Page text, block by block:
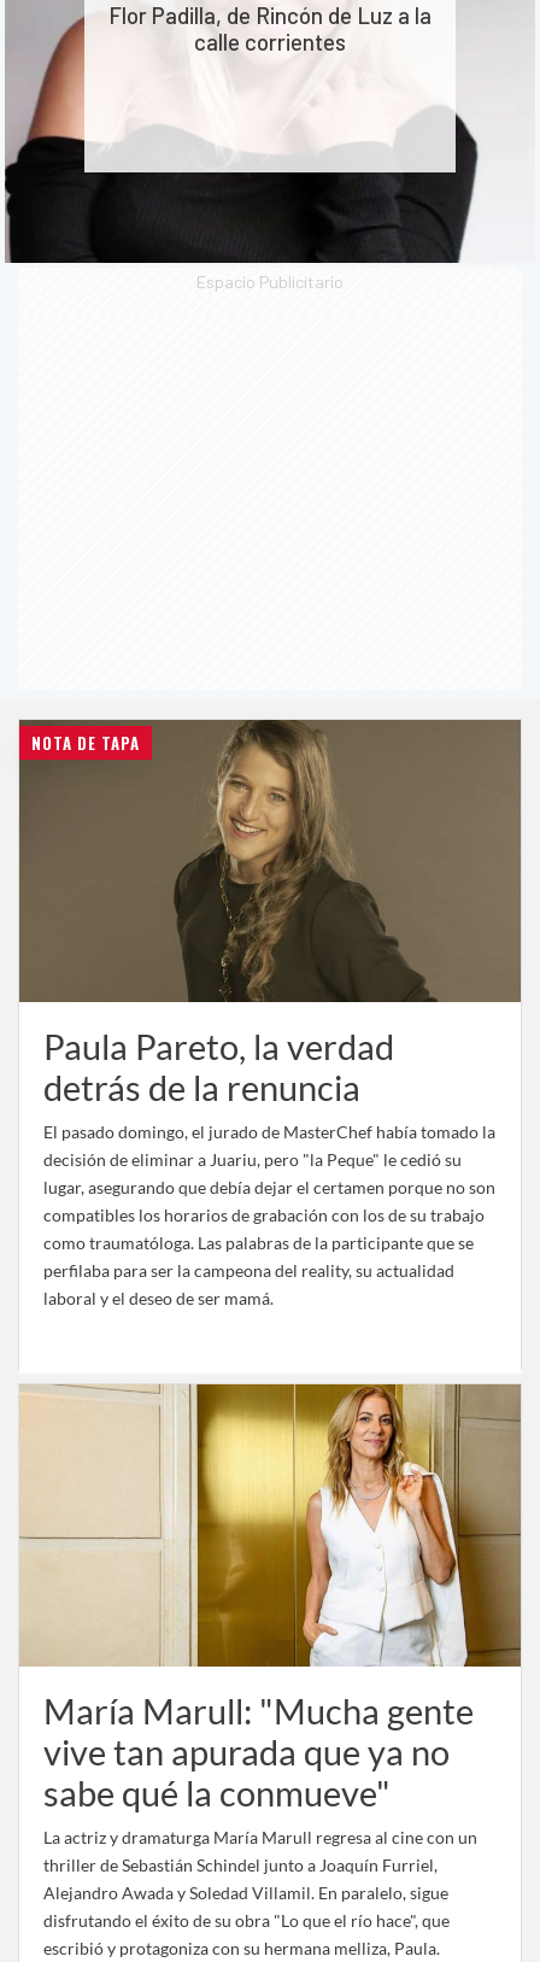
Flor Padilla, de Rincón de Luz a la
calle corrientes
Espacio Publicitario
NOTA DE TAPA
Paula Pareto, la verdad
detrás de la renuncia
El pasado domingo, el jurado de MasterChef había tomado la
decisión de eliminar a Juariu, pero "la Peque" le cedió su
lugar, asegurando que debía dejar el certamen porque no son
compatibles los horarios de grabación con los de su trabajo
como traumatóloga. Las palabras de la participante que se
perfilaba para ser la campeona del reality, su actualidad
laboral y el deseo de ser mamá.
María Marull: "Mucha gente
vive tan apurada que ya no
sabe qué la conmueve"
La actriz y dramaturga María Marull regresa al cine con un
thriller de Sebastián Schindel junto a Joaquín Furriel,
Alejandro Awada y Soledad Villamil. En paralelo, sigue
disfrutando el éxito de su obra "Lo que el río hace", que
escribió y protagoniza con su hermana melliza, Paula.